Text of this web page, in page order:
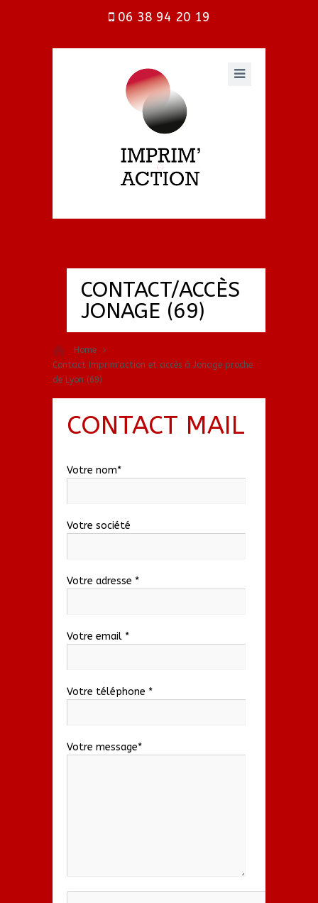
06 38 94 20 19
CONTACT/ACCÈS
JONAGE (69)
Home
Contact Imprim'action et accès à Jonage proche
de Lyon (69)
CONTACT MAIL
Votre nom*
Votre société
Votre adresse *
Votre email *
Votre téléphone *
Votre message*